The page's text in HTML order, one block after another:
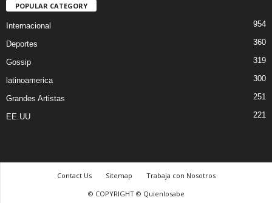
POPULAR CATEGORY
Internacional 954
Deportes 360
Gossip 319
latinoamerica 300
Grandes Artistas 251
EE.UU 221
Contact Us Sitemap
Trabaja con Nosotros
© COPYRIGHT © Quienlosabe